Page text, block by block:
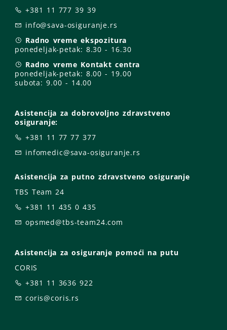
+381 11 777 39 39
info@sava-osiguranje.rs
Radno vreme ekspozitura
ponedeljak-petak: 8.30 - 16.30
Radno vreme Kontakt centra
ponedeljak-petak: 8.00 - 19.00
subota: 9.00 - 14.00
Asistencija za dobrovoljno zdravstveno
osiguranje:
+381 11 77 77 377
infomedic@sava-osiguranje.rs
Asistencija za putno zdravstveno osiguranje
TBS Team 24
+381 11 435 0 435
opsmed@tbs-team24.com
Asistencija za osiguranje pomoći na putu
CORIS
+381 11 3636 922
coris@coris.rs